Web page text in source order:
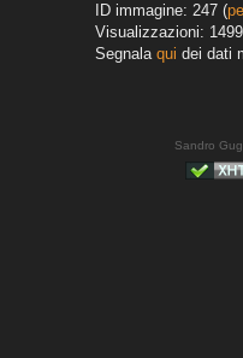
ID immagine: 247 (
Visualizzazioni: 1499
Segnala qui dei dati
Sandro